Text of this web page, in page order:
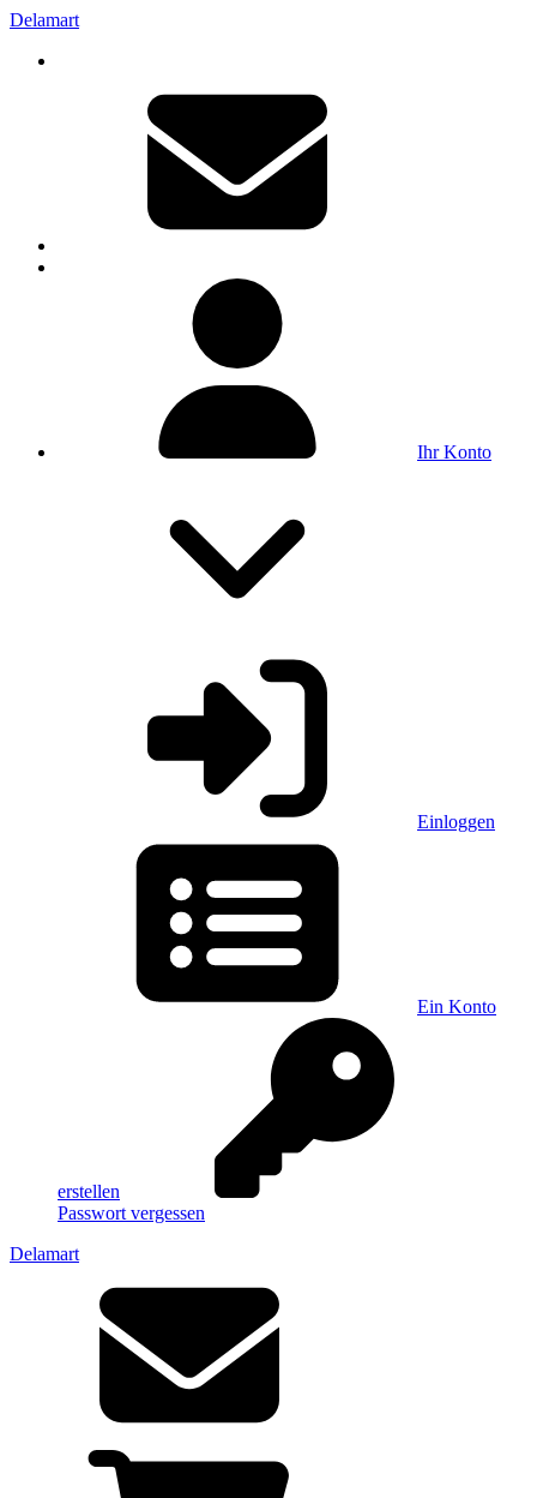
Delamart
Ihr Konto
Einloggen
Ein Konto
erstellen
Passwort vergessen
Delamart